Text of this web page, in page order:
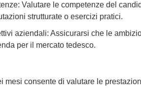
Valutare le competenze del
strutturate o esercizi pratici.
aziendali: Assicurarsi che le
per il mercato tedesco.
mesi consente di valutare le